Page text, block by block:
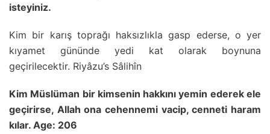
isteyiniz.
Kim bir karış toprağı haksızlıkla gasp ederse, o yer
kıyamet gününde yedi kat olarak boynuna
geçirilecektir. Riyâzu’s Sâlihîn
Kim Müslüman bir kimsenin hakkını yemin ederek ele
geçirirse, Allah ona cehennemi vacip, cenneti haram
kılar. Age: 206